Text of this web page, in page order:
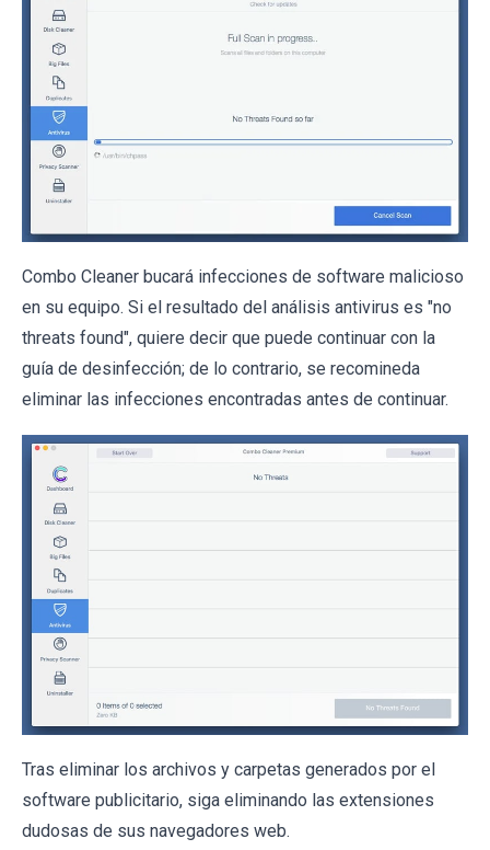
Combo Cleaner bucará infecciones de software malicioso
en su equipo. Si el resultado del análisis antivirus es "no
threats found", quiere decir que puede continuar con la
guía de desinfección; de lo contrario, se recomineda
eliminar las infecciones encontradas antes de continuar.
Tras eliminar los archivos y carpetas generados por el
software publicitario, siga eliminando las extensiones
dudosas de sus navegadores web.